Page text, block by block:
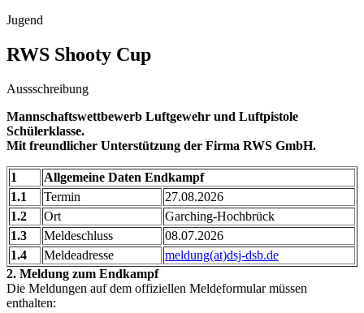
Jugend
RWS Shooty Cup
Aussschreibung
Mannschaftswettbewerb Luftgewehr und Luftpistole
Schülerklasse.
Mit freundlicher Unterstützung der Firma RWS GmbH.
1
Allgemeine Daten Endkampf
1.1
Termin
27.08.2026
1.2
Ort
Garching-Hochbrück
1.3
Meldeschluss
08.07.2026
1.4
Meldeadresse
meldung(at)dsj-dsb.de
2. Meldung zum Endkampf
Die Meldungen auf dem offiziellen Meldeformular müssen
enthalten: